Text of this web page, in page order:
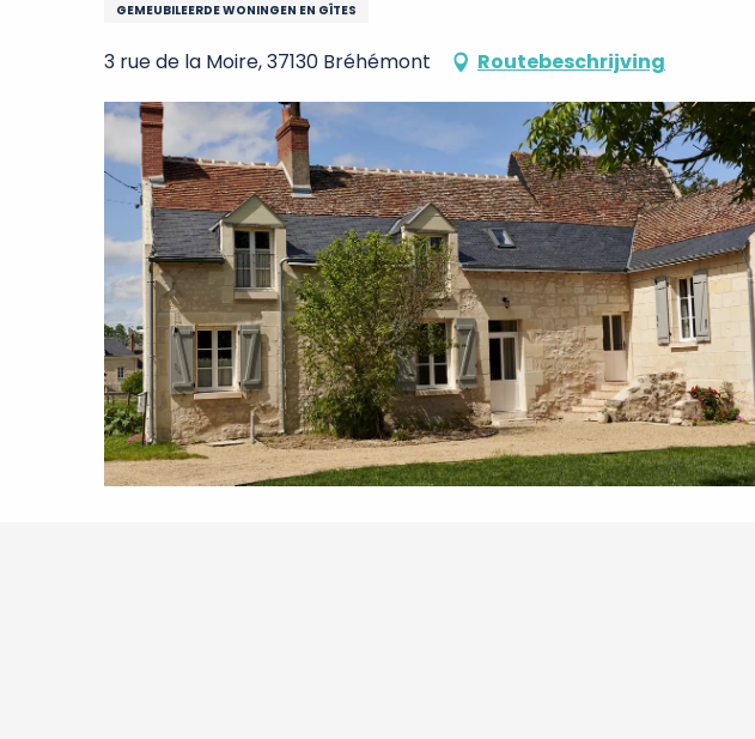
GEMEUBILEERDE WONINGEN EN GÎTES
3 rue de la Moire, 37130 Bréhémont Routebeschrijving